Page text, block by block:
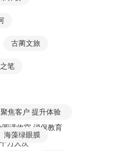
古蔺文旅
笔
焦客户 提升体验
圆满收官 消保教育
万人次
海藻绿眼膜